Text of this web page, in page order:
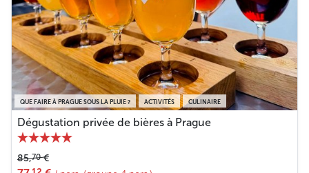
QUE FAIRE À PRAGUE SOUS LA PLUIE ? ACTIVITÉS CULINAIRE
Dégustation privée de bières à Prague
85,70€